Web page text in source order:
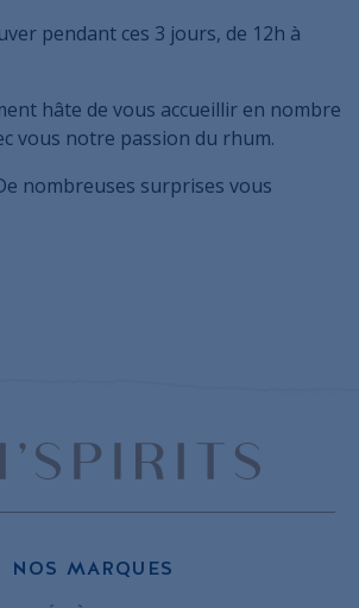
pendant ces 3 jours, de 12h à
hâte de vous accueillir en nombre
vous notre passion du rhum.
nombreuses surprises vous
Bar
Le grand jour
est enfin arrivé
!
NOS MARQUES